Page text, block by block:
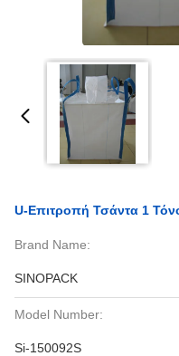
U-Επιτροπή Τσάντα 1
Brand Name:
SINOPACK
Model Number:
Si-150092S